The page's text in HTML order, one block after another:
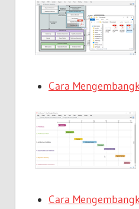
Cara
Cara